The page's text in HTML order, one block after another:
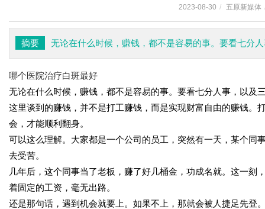
2023-08-30 / 五原新媒体
摘要 无论在什么时候，赚钱，都不是容易的事。要看七分
哪个医院治疗白斑最好
无论在什么时候，赚钱，都不是容易的事。要看七分人事，以及
这里谈到的赚钱，并不是打工赚钱，而是实现财富自由的赚钱。
会，才能顺利翻身。
可以这么理解。大家都是一个公司的员工，突然有一天，某个同
去受苦。
几年后，这个同事当了老板，赚了好几桶金，功成名就。这一
着固定的工资，毫无出路。
还是那句话，遇到机会就要上。如果不上，那就会被人捷足先登